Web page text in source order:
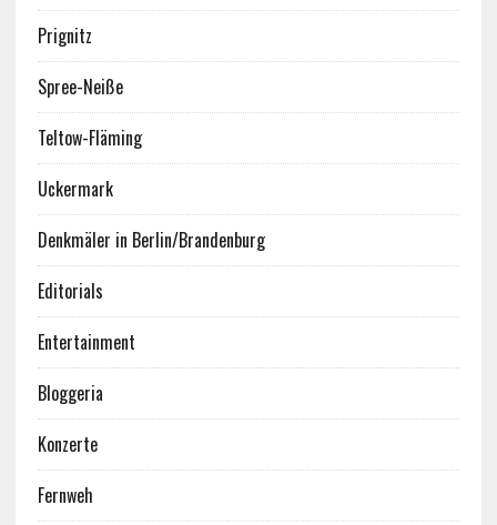
Prignitz
Spree-Neiße
Teltow-Fläming
Uckermark
Denkmäler in Berlin/Brandenburg
Editorials
Entertainment
Bloggeria
Konzerte
Fernweh